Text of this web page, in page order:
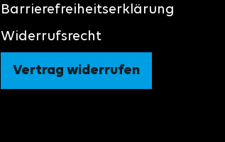
Barrierefreiheitserklärung
Widerrufsrecht
Vertrag widerrufen